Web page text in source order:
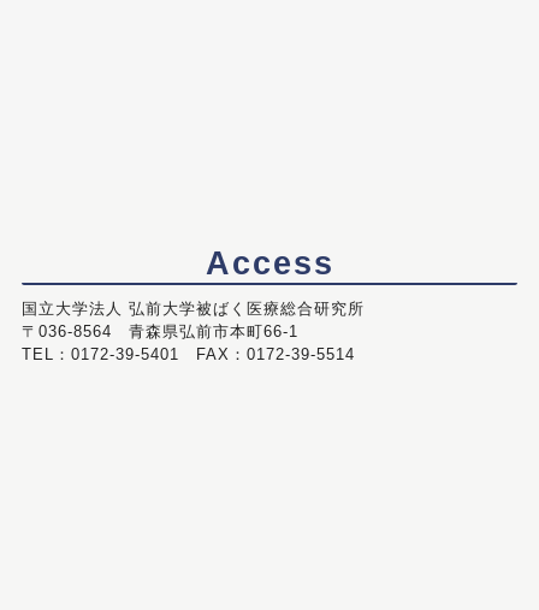
Access
国立大学法人 弘前大学被ばく医療総合研究所
〒036-8564 青森県弘前市本町66-1
TEL：0172-39-5401 FAX：0172-39-5514